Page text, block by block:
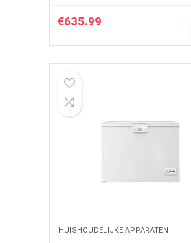
€635.99
HUISHOUDELIJKE APPARATEN